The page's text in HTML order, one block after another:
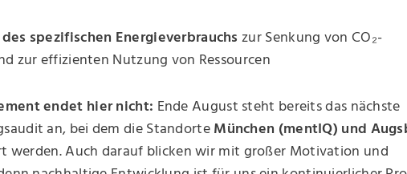
spezifischen Energieverbrauchs zur Senkung von CO₂-
zur effizienten Nutzung von Ressourcen
endet hier nicht: Ende August steht bereits das nächste
an, bei dem die Standorte München (mentIQ) und
werden. Auch darauf blicken wir mit großer Motivation und